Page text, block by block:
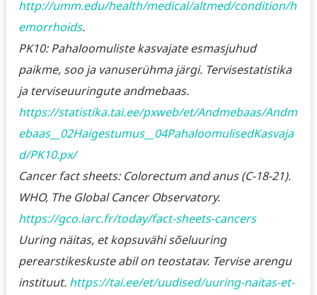
http://umm.edu/health/medical/altmed/condition/h
emorrhoids.
PK10: Pahaloomuliste kasvajate esmasjuhud
paikme, soo ja vanuserühma järgi. Tervisestatistika
ja terviseuuringute andmebaas.
https://statistika.tai.ee/pxweb/et/Andmebaas/Andm
ebaas__02Haigestumus__04PahaloomulisedKasvaja
d/PK10.px/
Cancer fact sheets: Colorectum and anus (C-18-21).
WHO, The Global Cancer Observatory.
https://gco.iarc.fr/today/fact-sheets-cancers
Uuring näitas, et kopsuvähi sõeluuring
perearstikeskuste abil on teostatav. Tervise arengu
instituut. https://tai.ee/et/uudised/uuring-naitas-et-